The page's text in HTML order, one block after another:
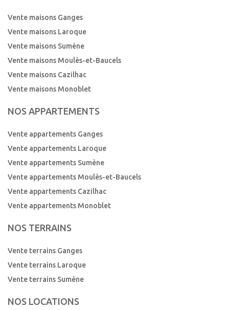
Vente maisons Ganges
Vente maisons Laroque
Vente maisons Sumène
Vente maisons Moulès-et-Baucels
Vente maisons Cazilhac
Vente maisons Monoblet
NOS APPARTEMENTS
Vente appartements Ganges
Vente appartements Laroque
Vente appartements Sumène
Vente appartements Moulès-et-Baucels
Vente appartements Cazilhac
Vente appartements Monoblet
NOS TERRAINS
Vente terrains Ganges
Vente terrains Laroque
Vente terrains Sumène
NOS LOCATIONS